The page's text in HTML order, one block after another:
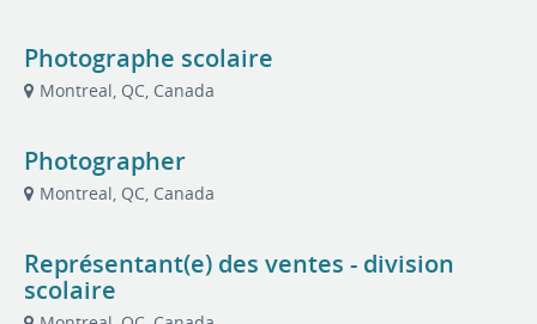
Photographe scolaire
Montreal, QC, Canada
Photographer
Montreal, QC, Canada
Représentant(e) des ventes - division
scolaire